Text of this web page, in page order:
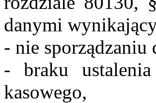
danymi
- nie
- braku
kasowego,